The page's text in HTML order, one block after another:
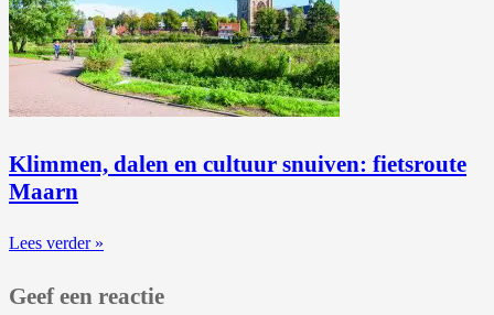
Klimmen, dalen en cultuur snuiven: fietsroute
Maarn
Lees verder »
Geef een reactie